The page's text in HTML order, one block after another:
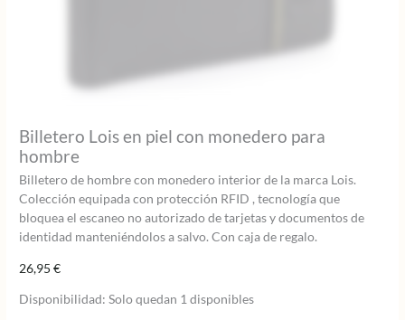
Billetero Lois en piel con monedero para
hombre
Billetero de hombre con monedero interior de la marca Lois.
Colección equipada con protección RFID , tecnología que
bloquea el escaneo no autorizado de tarjetas y documentos de
identidad manteniéndolos a salvo. Con caja de regalo.
26,95€
Disponibilidad: Solo quedan 1 disponibles